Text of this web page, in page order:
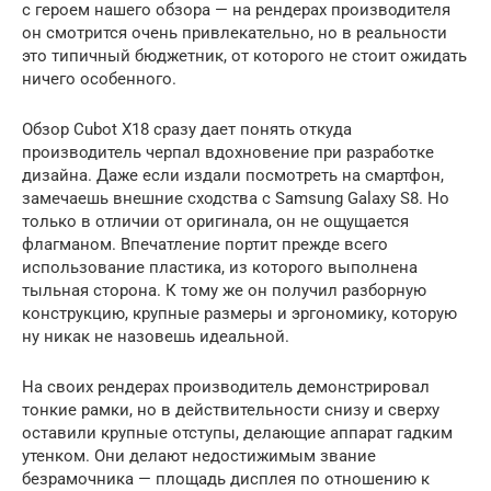
с героем нашего обзора — на рендерах производителя
он смотрится очень привлекательно, но в реальности
это типичный бюджетник, от которого не стоит ожидать
ничего особенного.
Обзор Cubot X18 сразу дает понять откуда
производитель черпал вдохновение при разработке
дизайна. Даже если издали посмотреть на смартфон,
замечаешь внешние сходства с Samsung Galaxy S8. Но
только в отличии от оригинала, он не ощущается
флагманом. Впечатление портит прежде всего
использование пластика, из которого выполнена
тыльная сторона. К тому же он получил разборную
конструкцию, крупные размеры и эргономику, которую
ну никак не назовешь идеальной.
На своих рендерах производитель демонстрировал
тонкие рамки, но в действительности снизу и сверху
оставили крупные отступы, делающие аппарат гадким
утенком. Они делают недостижимым звание
безрамочника — площадь дисплея по отношению к